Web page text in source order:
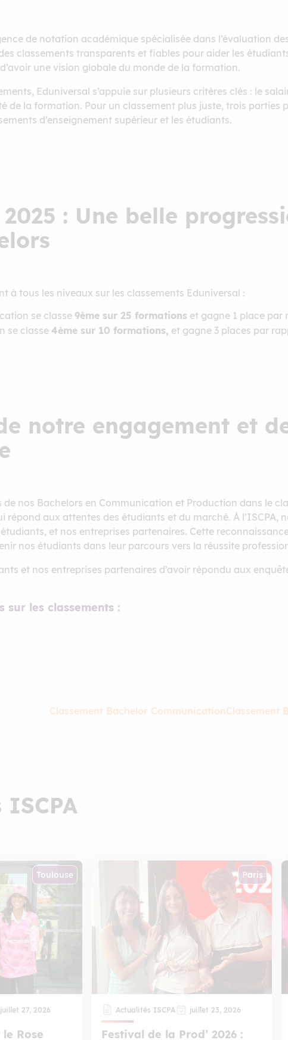
de notation académique spécialisée dans l’évaluation
classements transparents et fiables pour aider les
une vision globale du monde de la formation.
Eduniversal s’appuie sur plusieurs critères clés : le
de la formation. Pour un classement plus juste, trois parties
d’enseignement supérieur et les étudiants.
: Une belle
à tous les niveaux sur les classements Eduniversal :
se classe 9ème sur 25 formations et gagne 1 place par
se classe 4ème sur 10 formations, et gagne 3 places par
notre engagement et
de nos Bachelors en Communication et Production dans le
répond aux attentes des étudiants et du marché. À
et nos entreprises partenaires. Cette
nos étudiants dans leur parcours vers la réussite
et nos entreprises partenaires d’avoir répondu aux
sur les classements :
Classement Bachelor CommunicationClassement
Toulouse
juillet 27, 2026
le Rose
Paris
Actualités ISCPA juillet 23, 2026
Festival de la Prod’ 2026 :